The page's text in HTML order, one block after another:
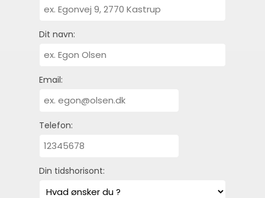
Dit navn:
Email:
Telefon:
Din tidshorisont: